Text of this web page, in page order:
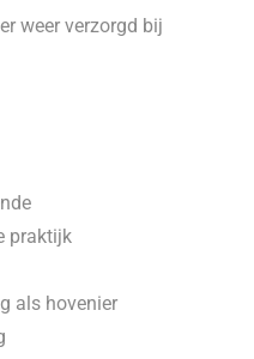
weer verzorgd bij
praktijk
als hovenier